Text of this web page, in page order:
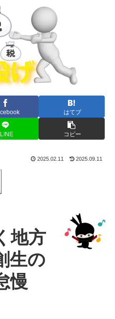
はてブ
LINE コピー
2025.02.11 2025.09.11
地方
生の
慢